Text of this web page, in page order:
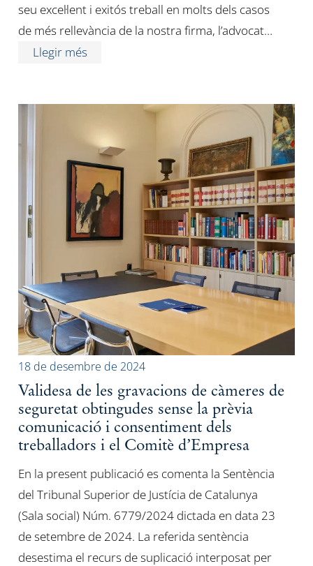
seu excel·lent i exitós treball en molts dels casos
de més rellevància de la nostra firma, l’advocat…
Llegir més
18 de desembre de 2024
Validesa de les gravacions de càmeres de
seguretat obtingudes sense la prèvia
comunicació i consentiment dels
treballadors i el Comitè d’Empresa
En la present publicació es comenta la Sentència
del Tribunal Superior de Justícia de Catalunya
(Sala social) Núm. 6779/2024 dictada en data 23
de setembre de 2024. La referida sentència
desestima el recurs de suplicació interposat per